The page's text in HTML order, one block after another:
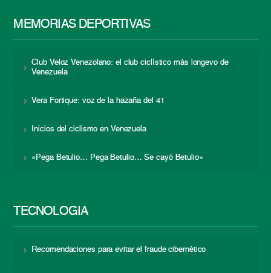
MEMORIAS DEPORTIVAS
Club Veloz Venezolano: el club ciclístico más longevo de
Venezuela
Vera Fortique: voz de la hazaña del 41
Inicios del ciclismo en Venezuela
«Pega Betulio… Pega Betulio… Se cayó Betulio»
TECNOLOGÍA
Recomendaciones para evitar el fraude cibernético